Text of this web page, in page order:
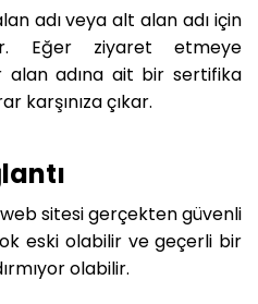
adı veya alt alan adı için
Eğer ziyaret etmeye
alan adına ait bir sertifika
karşınıza çıkar.
sitesi gerçekten güvenli
eski olabilir ve geçerli bir
olabilir.